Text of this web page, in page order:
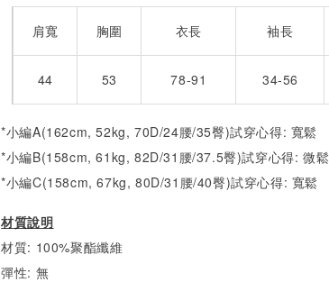
肩寬 胸圍 衣長 袖長
44 53 78-91 34-56
*小編A(162cm, 52kg, 70D/24腰/35臀)試穿心得: 寬鬆
*小編B(158cm, 61kg, 82D/31腰/37.5臀)試穿心得: 微鬆
*小編C(158cm, 67kg, 80D/31腰/40臀)試穿心得: 寬鬆
材質說明
材質: 100%聚酯纖維
彈性: 無